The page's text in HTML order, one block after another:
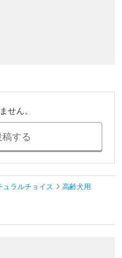
せん。
する
ュラルチョイス
高齢犬用